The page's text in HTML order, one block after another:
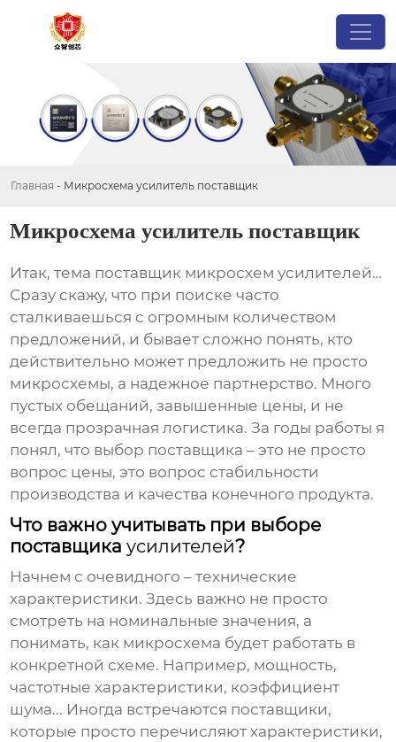
Главная - Микросхема усилитель поставщик
Микросхема усилитель поставщик
Итак, тема поставщик микросхем усилителей…
Сразу скажу, что при поиске часто
сталкиваешься с огромным количеством
предложений, и бывает сложно понять, кто
действительно может предложить не просто
микросхемы, а надежное партнерство. Много
пустых обещаний, завышенные цены, и не
всегда прозрачная логистика. За годы работы я
понял, что выбор поставщика – это не просто
вопрос цены, это вопрос стабильности
производства и качества конечного продукта.
Что важно учитывать при выборе
поставщикаусилителей?
Начнем с очевидного – технические
характеристики. Здесь важно не просто
смотреть на номинальные значения, а
понимать, как микросхема будет работать в
конкретной схеме. Например, мощность,
частотные характеристики, коэффициент
шума... Иногда встречаются поставщики,
которые просто перечисляют характеристики,